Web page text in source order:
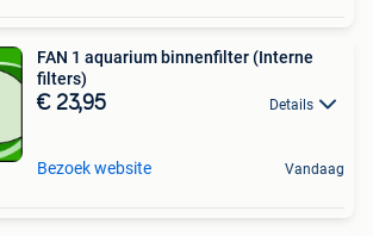
FAN 1 aquarium binnenfilter (Interne
filters)
€ 23,95 Details
Bezoek website Vandaag